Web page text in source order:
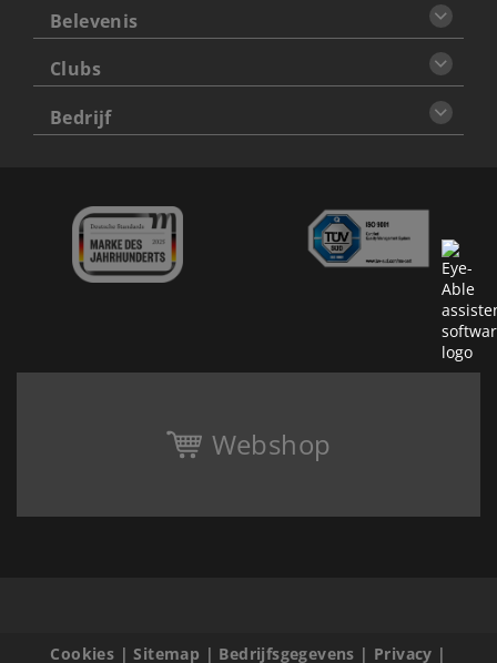
Belevenis
Clubs
Bedrijf
Webshop
Cookies |Sitemap | Bedrijfsgegevens | Privacy |